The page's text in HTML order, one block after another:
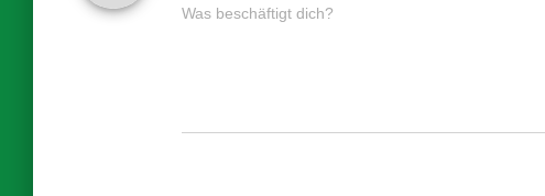
Was beschäftigt dich?